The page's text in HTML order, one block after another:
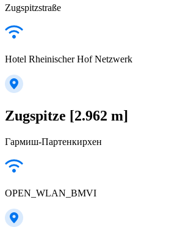
Zugspitzstraße
Hotel Rheinischer Hof Netzwerk
Zugspitze [2.962 m]
Гармиш-Партенкирхен
OPEN_WLAN_BMVI